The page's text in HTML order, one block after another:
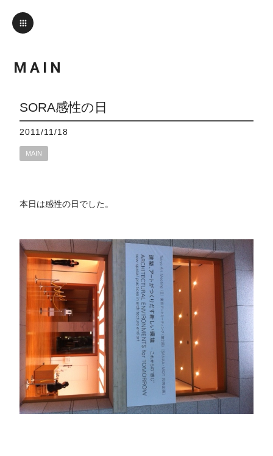
MAIN
SORA感性の日
2011/11/18
MAIN
本日は感性の日でした。